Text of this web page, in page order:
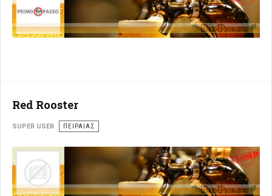
Red Rooster
SUPER USER ΠΕΙΡΑΙΆΣ